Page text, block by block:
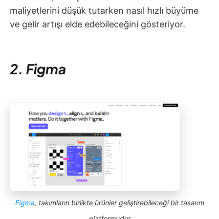
maliyetlerini düşük tutarken nasıl hızlı büyüme
ve gelir artışı elde edebileceğini gösteriyor.
2. Figma
Figma, takımların birlikte ürünler geliştirebileceği bir tasarım